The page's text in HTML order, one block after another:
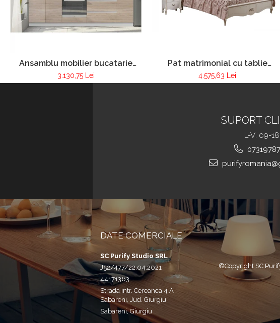
Ansamblu mobilier bucatarie
LINE
3.130,75 Lei
Pat matrimonial cu tablie
tapitata Pur 200
4.575,63 Lei
SUPORT
L-V: 09-18
DATE COMERCIALE
SC Purify Studio SRL
J52/477/22.04.2021
44171363
Strada intr. Cereanca 4 A ,
Sabareni, Jud. Giurgiu
Sabareni, Giurgiu
©Copyright SC